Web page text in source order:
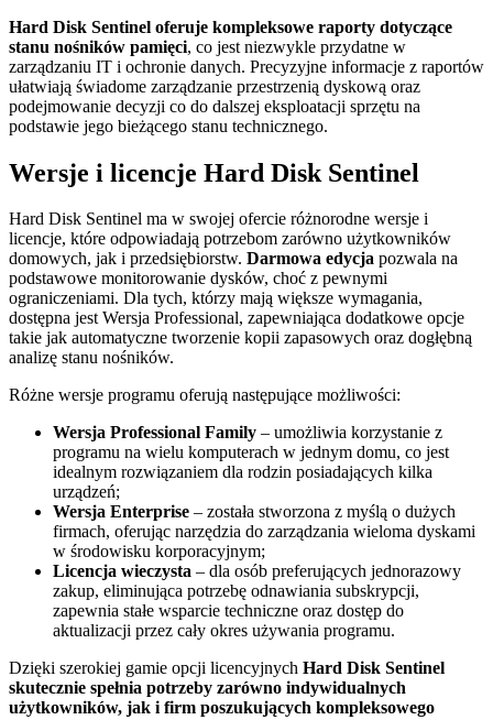
Hard Disk Sentinel oferuje kompleksowe raporty dotyczące
stanu nośników pamięci, co jest niezwykle przydatne w
zarządzaniu IT i ochronie danych. Precyzyjne informacje z raportów
ułatwiają świadome zarządzanie przestrzenią dyskową oraz
podejmowanie decyzji co do dalszej eksploatacji sprzętu na
podstawie jego bieżącego stanu technicznego.
Wersje i licencje Hard Disk Sentinel
Hard Disk Sentinel ma w swojej ofercie różnorodne wersje i
licencje, które odpowiadają potrzebom zarówno użytkowników
domowych, jak i przedsiębiorstw. Darmowa edycja pozwala na
podstawowe monitorowanie dysków, choć z pewnymi
ograniczeniami. Dla tych, którzy mają większe wymagania,
dostępna jest Wersja Professional, zapewniająca dodatkowe opcje
takie jak automatyczne tworzenie kopii zapasowych oraz dogłębną
analizę stanu nośników.
Różne wersje programu oferują następujące możliwości:
Wersja Professional Family – umożliwia korzystanie z
programu na wielu komputerach w jednym domu, co jest
idealnym rozwiązaniem dla rodzin posiadających kilka
urządzeń;
Wersja Enterprise – została stworzona z myślą o dużych
firmach, oferując narzędzia do zarządzania wieloma dyskami
w środowisku korporacyjnym;
Licencja wieczysta – dla osób preferujących jednorazowy
zakup, eliminująca potrzebę odnawiania subskrypcji,
zapewnia stałe wsparcie techniczne oraz dostęp do
aktualizacji przez cały okres używania programu.
Dzięki szerokiej gamie opcji licencyjnych Hard Disk Sentinel
skutecznie spełnia potrzeby zarówno indywidualnych
użytkowników, jak i firm poszukujących kompleksowego